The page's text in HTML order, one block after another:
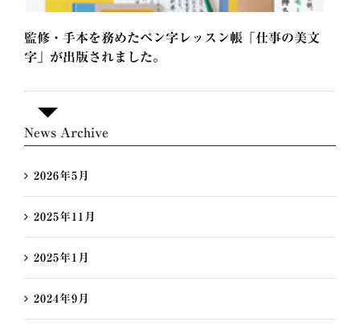
監修・手本を務めたペン字レッスン帳「仕事の美文
字」が出版されました。
News Archive
2026年5月
2025年11月
2025年1月
2024年9月